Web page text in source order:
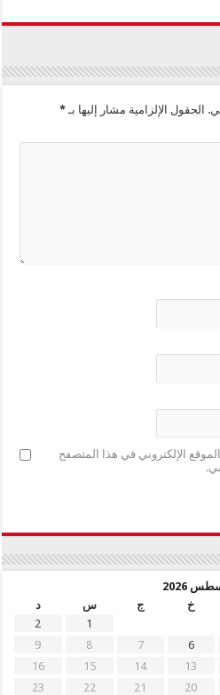
الحقول الإلزامية مشار إليها بـ*
الإلكتروني في هذا المتصفح
2026
خ ج س
د
1
2
6
7
8
9
13
14
15
16
20
21
22
23